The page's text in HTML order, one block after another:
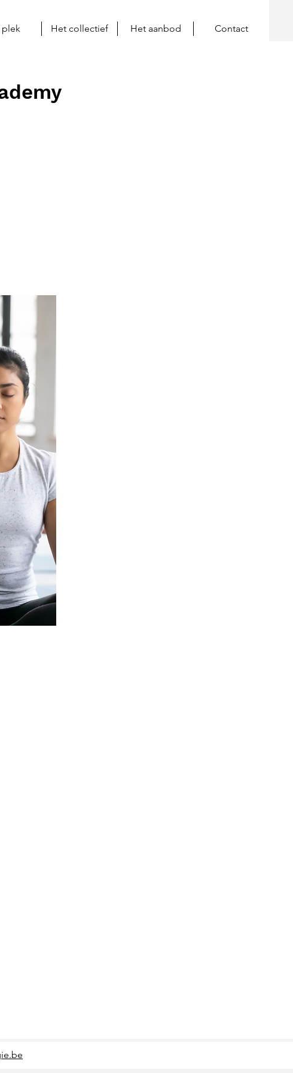
plek Het collectief Het aanbod Contact